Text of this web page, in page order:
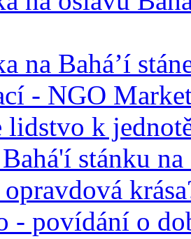
na Bahá’í
- NGO
lidstvo k
stánku
- povídání o